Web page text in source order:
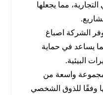
مما يجعلها
الشركة اصباغ
يساعد في حماية
البيئية.
واسعة من
وفقًا للذوق الشخصي